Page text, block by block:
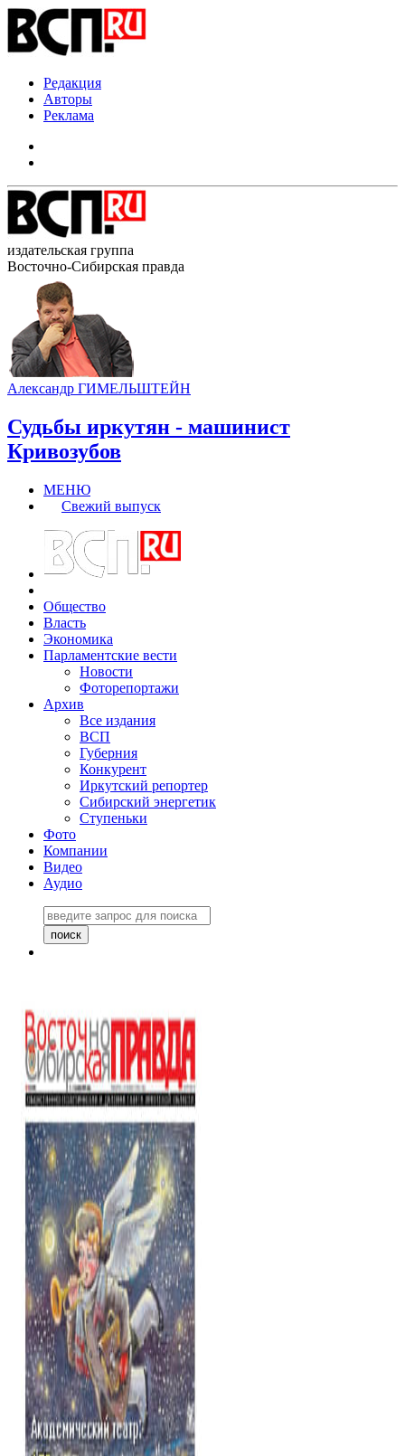
Редакция
Авторы
Реклама
издательская группа
Восточно-Сибирская правда
Александр ГИМЕЛЬШТЕЙН
Судьбы иркутян - машинист
Кривозубов
МЕНЮ
Свежий выпуск
Общество
Власть
Экономика
Парламентские вести
Новости
Фоторепортажи
Архив
Все издания
ВСП
Губерния
Конкурент
Иркутский репортер
Сибирский энергетик
Ступеньки
Фото
Компании
Видео
Аудио